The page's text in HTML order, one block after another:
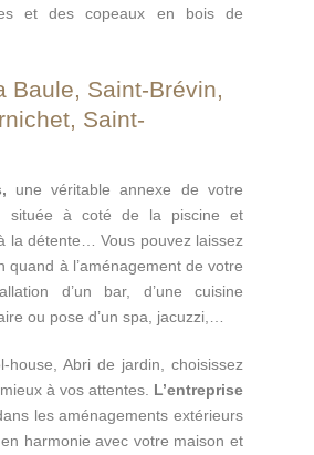
et des copeaux en bois de
Baule, Saint-Brévin,
Saint-
une véritable annexe de votre
située à coté de la piscine et
la détente… Vous pouvez laissez
quand à l’aménagement de votre
d’un bar, d’une cuisine
ou pose d’un spa, jacuzzi,…
house, Abri de jardin, choisissez
à vos attentes. L’entreprise
les aménagements extérieurs
harmonie avec votre maison et